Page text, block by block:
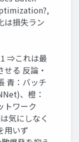
損失ラン
⇒これは最
る 反論・
青：バッチ
、橙：
トワーク
気にしなく
用いず